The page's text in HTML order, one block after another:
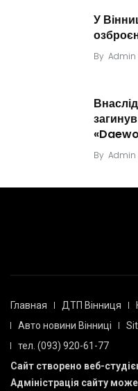
У
By Admin
By Admin
Главная ДТП Вінниця
Авто новини Вінниці
тел. (093) 920-61-77
Сайт створено веб-
Адміністрація сайту